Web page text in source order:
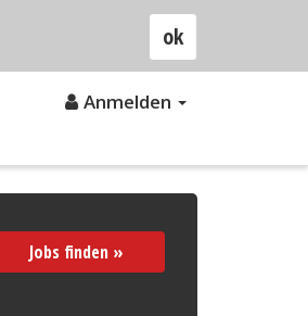
Anmelden
Jobs finden »
ok